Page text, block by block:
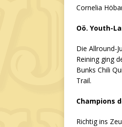
Cornelia
Oö. Youth-
Die Allround-
Reining ging
Bunks Chili
Trail.
Champions
Richtig ins